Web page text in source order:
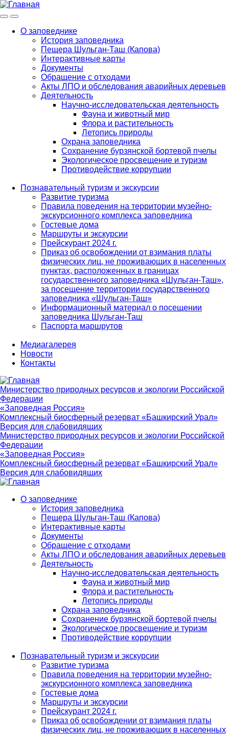
МенюИнфо
navigation
О заповеднике
История заповедника
Пещера Шульган-Таш (Капова)
Интерактивные карты
Документы
Обращение с отходами
Акты ЛПО и обследования аварийных деревьев
Деятельность
Научно-исследовательская деятельность
Фауна и животный мир
Флора и растительность
Летопись природы
Охрана заповедника
Сохранение бурзянской бортевой пчелы
Экологическое просвещение и туризм
Противодействие коррупции
Познавательный туризм и экскурсии
Развитие туризма
Правила поведения на территории музейно-
экскурсионного комплекса заповедника
Гостевые дома
Маршруты и экскурсии
Прейскурант 2024 г.
Приказ об освобождении от взимания платы
физических лиц, не проживающих в населенных
пунктах, расположенных в границах
государственного заповедника «Шульган-Таш»,
за посещение территории государственного
заповедника «Шульган-Таш»
Информационный материал о посещении
заповедника Шульган-Таш
Паспорта маршрутов
Медиагалерея
Новости
Контакты
Министерство природных ресурсов и экологии Российской
Федерации
«Заповедная Россия»
Комплексный биосферный резерват «Башкирский Урал»
Версия для слабовидящих
Министерство природных ресурсов и экологии Российской
Федерации
«Заповедная Россия»
Комплексный биосферный резерват «Башкирский Урал»
Версия для слабовидящих
navigation
О заповеднике
История заповедника
Пещера Шульган-Таш (Капова)
Интерактивные карты
Документы
Обращение с отходами
Акты ЛПО и обследования аварийных деревьев
Деятельность
Научно-исследовательская деятельность
Фауна и животный мир
Флора и растительность
Летопись природы
Охрана заповедника
Сохранение бурзянской бортевой пчелы
Экологическое просвещение и туризм
Противодействие коррупции
Познавательный туризм и экскурсии
Развитие туризма
Правила поведения на территории музейно-
экскурсионного комплекса заповедника
Гостевые дома
Маршруты и экскурсии
Прейскурант 2024 г.
Приказ об освобождении от взимания платы
физических лиц, не проживающих в населенных